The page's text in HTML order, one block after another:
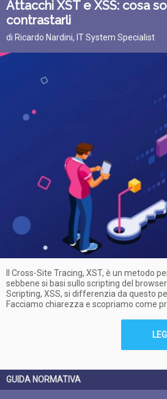
Attacchi XST e XSS: cosa
contrastarli
di Ricardo Nardini, IT System Specialist
Il Cross-Site Tracing, XST, è un metodo
sebbene si basi sullo scripting del
Scripting, XSS, si differenzia da questo
Facciamo chiarezza e scopriamo come
GUIDA NORMATIVA